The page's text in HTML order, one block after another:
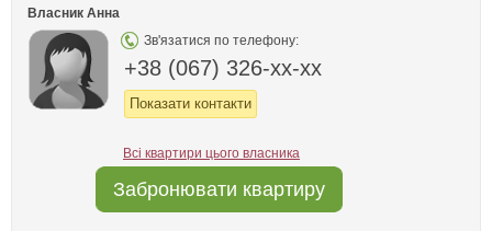
Власник Анна
Зв'язатися по телефону:
+38 (067) 326-xx-xx
Показати контакти
Всі квартири цього власника
Забронювати квартиру